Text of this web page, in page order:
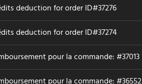
deduction for order ID#37276
deduction for order ID#37274
pour la commande: #37013
pour la commande: #36552